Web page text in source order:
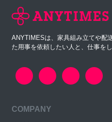
ANYTIMESは、家具組み立てや配
た用事を依頼したい人と、仕事を
COMPANY